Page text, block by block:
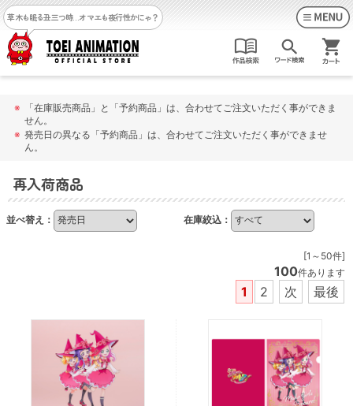
草木も眠る丑三つ時…オマエも夜行性かにゃ？
※
「在庫販売商品」と「予約商品」は、合わせてご注文いただく事ができま
せん。
※ 発売日の異なる「予約商品」は、合わせてご注文いただく事ができませ
ん。
再入荷商品
並べ替え： 在庫絞込：
[1～50件]
100件あります
1 2 次 最後